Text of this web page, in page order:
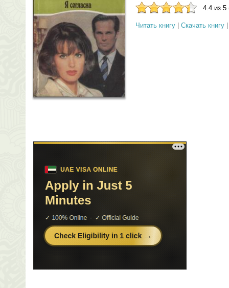
4.4 из 5
Читать книгу Скачать книгу